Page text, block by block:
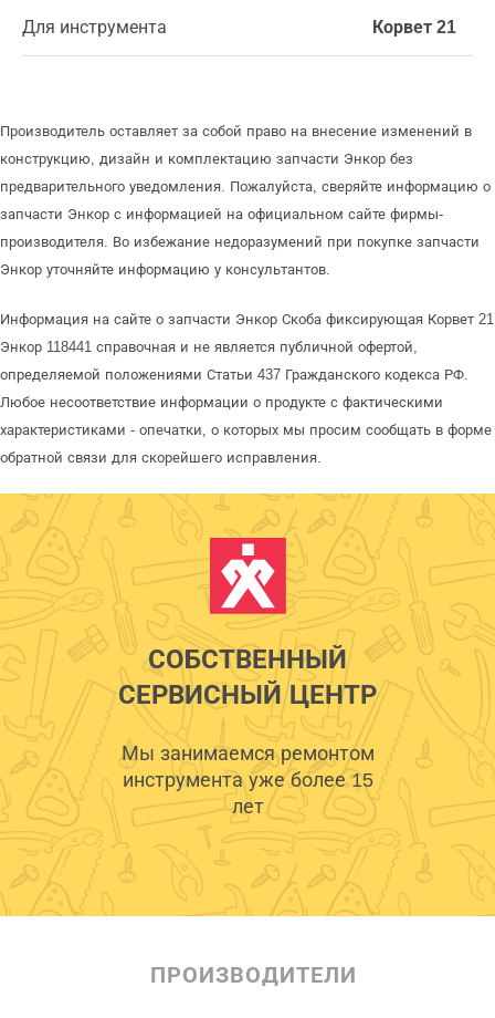
Для инструмента Корвет 21
Производитель оставляет за собой право на внесение изменений в
конструкцию, дизайн и комплектацию запчасти Энкор без
предварительного уведомления. Пожалуйста, сверяйте информацию о
запчасти Энкор с информацией на официальном сайте фирмы-
производителя. Во избежание недоразумений при покупке запчасти
Энкор уточняйте информацию у консультантов.
Информация на сайте о запчасти Энкор Скоба фиксирующая Корвет 21
Энкор 118441 справочная и не является публичной офертой,
определяемой положениями Статьи 437 Гражданского кодекса РФ.
Любое несоответствие информации о продукте с фактическими
характеристиками - опечатки, о которых мы просим сообщать в форме
обратной связи для скорейшего исправления.
СОБСТВЕННЫЙ
СЕРВИСНЫЙ ЦЕНТР
Мы занимаемся ремонтом
инструмента уже более 15
лет
ПРОИЗВОДИТЕЛИ